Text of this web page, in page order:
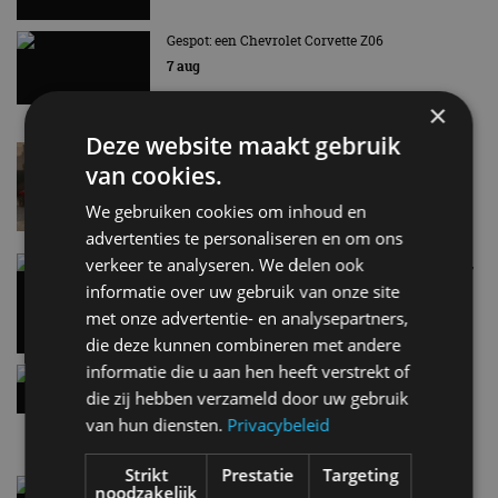
Gespot: een Chevrolet Corvette Z06
7 aug
Lamborghini Revuelto eert 60 jaar Miura met
speciale editie
Carbon fibre op je laadkabel: nergens voor nodig,
en precies daarom geweldig
5 aug
Hennessey Blackbird krijgt atmosferische V8 en
handbak: soms is eenvoud leuker
5 aug
Audi A2 e-Tron mikt op verbruik van 12,8 kWh
×
Deze website maakt gebruik
van cookies.
We gebruiken cookies om inhoud en
advertenties te personaliseren en om ons
verkeer te analyseren. We delen ook
informatie over uw gebruik van onze site
met onze advertentie- en analysepartners,
die deze kunnen combineren met andere
informatie die u aan hen heeft verstrekt of
die zij hebben verzameld door uw gebruik
van hun diensten. Privacybeleid
Strikt
noodzakelijk
Prestatie Targeting